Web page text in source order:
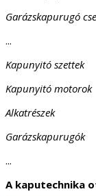
Garázskapurugó
...
Kapunyitó szettek
Kapunyitó motorok
Alkatrészek
Garázskapurugók
...
A kaputechnika